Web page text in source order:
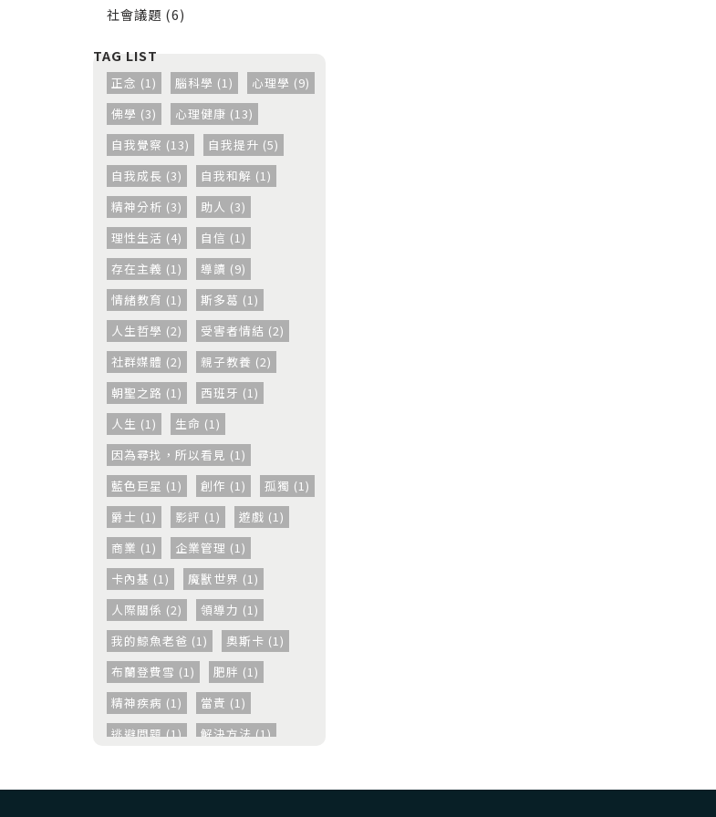
社會議題 (6)
正念 (1) 腦科學 (1)
心理學 (9)
佛學 (3)
心理健康 (13)
自我覺察 (13)
自我提升 (5)
自我成長 (3)
自我和解 (1)
精神分析 (3)
助人 (3)
理性生活 (4)
自信 (1)
存在主義 (1)
導讀 (9)
情緒教育 (1)
斯多葛 (1)
人生哲學 (2)
受害者情結 (2)
社群媒體 (2)
親子教養 (2)
朝聖之路 (1)
西班牙 (1)
人生 (1)
生命 (1)
因為尋找，所以看見 (1)
藍色巨星 (1)
創作 (1)
孤獨 (1)
爵士 (1)
影評 (1)
遊戲 (1)
商業 (1)
企業管理 (1)
卡內基 (1)
魔獸世界 (1)
人際關係 (2)
領導力 (1)
我的鯨魚老爸 (1)
奧斯卡 (1)
布蘭登費雪 (1)
肥胖 (1)
精神疾病 (1)
當責 (1)
逃避問題 (1)
解決方法 (1)
隨筆 (1)
雜談 (1)